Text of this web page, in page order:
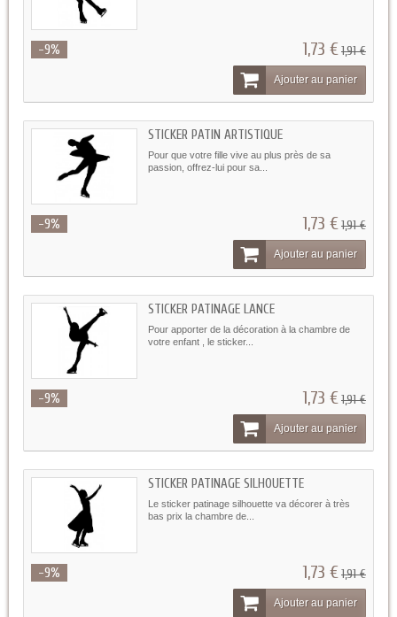
-9% 1,73 €1,91 €
Ajouter au panier
STICKER PATIN ARTISTIQUE
Pour que votre fille vive au plus près de sa
passion, offrez-lui pour sa...
-9% 1,73 €1,91 €
Ajouter au panier
STICKER PATINAGE LANCE
Pour apporter de la décoration à la chambre de
votre enfant , le sticker...
-9% 1,73 €1,91 €
Ajouter au panier
STICKER PATINAGE SILHOUETTE
Le sticker patinage silhouette va décorer à très
bas prix la chambre de...
-9% 1,73 €1,91 €
Ajouter au panier